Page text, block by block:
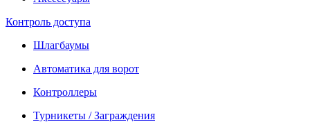
Контроль доступа
Шлагбаумы
Автоматика для ворот
Контроллеры
Турникеты / Заграждения